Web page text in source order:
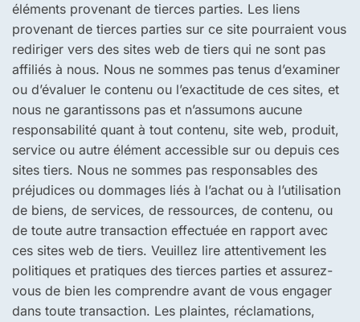
éléments provenant de tierces parties. Les liens
provenant de tierces parties sur ce site pourraient vous
rediriger vers des sites web de tiers qui ne sont pas
affiliés à nous. Nous ne sommes pas tenus d’examiner
ou d’évaluer le contenu ou l’exactitude de ces sites, et
nous ne garantissons pas et n’assumons aucune
responsabilité quant à tout contenu, site web, produit,
service ou autre élément accessible sur ou depuis ces
sites tiers. Nous ne sommes pas responsables des
préjudices ou dommages liés à l’achat ou à l’utilisation
de biens, de services, de ressources, de contenu, ou
de toute autre transaction effectuée en rapport avec
ces sites web de tiers. Veuillez lire attentivement les
politiques et pratiques des tierces parties et assurez-
vous de bien les comprendre avant de vous engager
dans toute transaction. Les plaintes, réclamations,